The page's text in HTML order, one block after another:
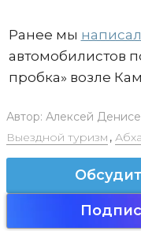
Ранее мы
автомобилистов
пробка» возле
Автор: Алексей
Выездной туризм ,